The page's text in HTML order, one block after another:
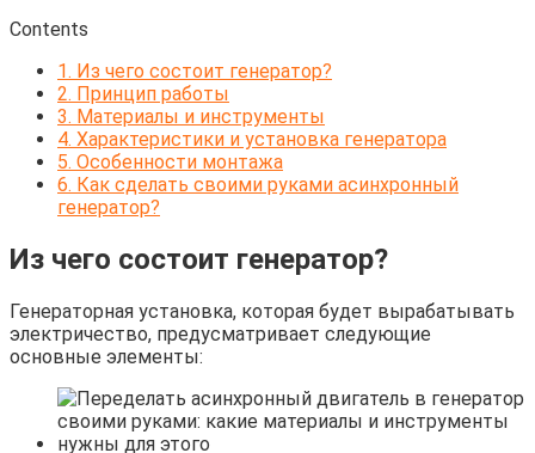
Contents
1. Из чего состоит генератор?
2. Принцип работы
3. Материалы и инструменты
4. Характеристики и установка генератора
5. Особенности монтажа
6. Как сделать своими руками асинхронный
генератор?
Из чего состоит генератор?
Генераторная установка, которая будет вырабатывать
электричество, предусматривает следующие
основные элементы: